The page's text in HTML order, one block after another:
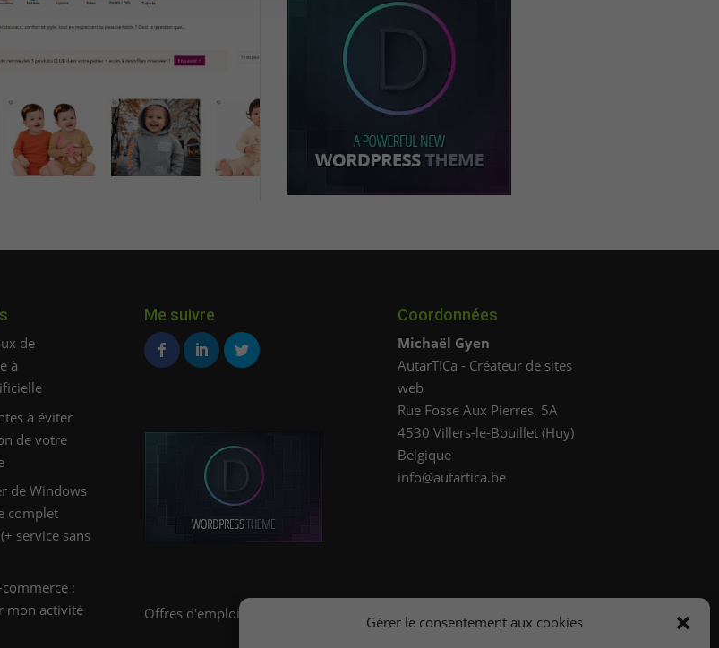
Gérer le consentement aux cookies
de
à
à éviter
de votre
de Windows
complet
service sans
:
mon activité
Me suivre
Offres d'emploi E-Commerce
Coordonnées
Michaël Gyen
AutarTICa - Créateur de sites
web
Rue Fosse Aux Pierres, 5A
4530 Villers-le-Bouillet (Huy)
Belgique
info@autartica.be